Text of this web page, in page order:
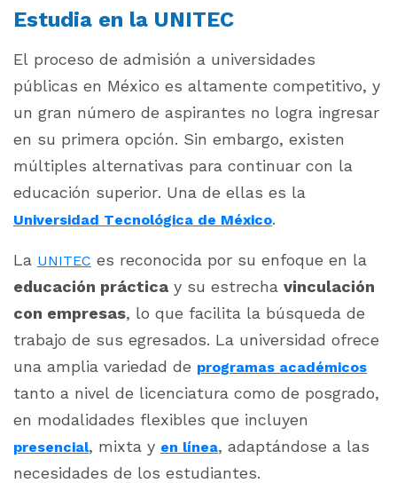
Estudia en la UNITEC
El proceso de admisión a universidades
públicas en México es altamente competitivo, y
un gran número de aspirantes no logra ingresar
en su primera opción. Sin embargo, existen
múltiples alternativas para continuar con la
educación superior. Una de ellas es la
Universidad Tecnológica de México.
La UNITEC es reconocida por su enfoque en la
educación práctica y su estrecha vinculación
con empresas, lo que facilita la búsqueda de
trabajo de sus egresados. La universidad ofrece
una amplia variedad de programas académicos
tanto a nivel de licenciatura como de posgrado,
en modalidades flexibles que incluyen
presencial, mixta y en línea, adaptándose a las
necesidades de los estudiantes.